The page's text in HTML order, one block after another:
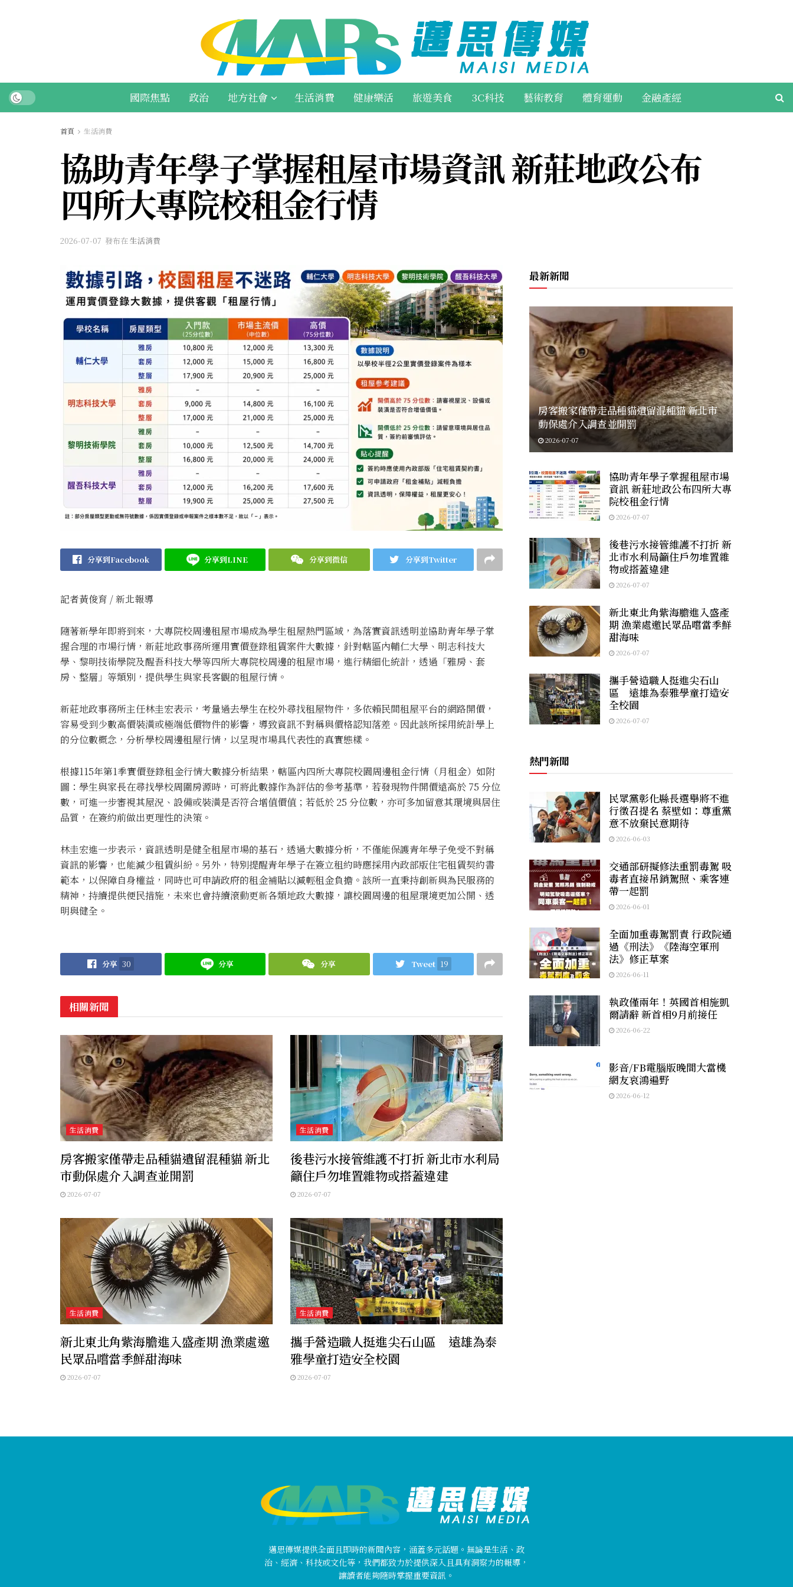
國際焦點 政治 地方社會 生活消費 健康樂活 旅遊美食 3C科技 藝術教育 體育運動 金融產經
首頁 生活消費
協助青年學子掌握租屋市場資訊 新莊地政公布
四所大專院校租金行情
2026-07-07 發布在生活消費
分享到Facebook 分享到LINE 分享到微信 分享到Twitter
記者黃俊育 / 新北報導
隨著新學年即將到來，大專院校周邊租屋市場成為學生租屋熱門區域，為落實資訊透明並協助青年學子掌
握合理的市場行情，新莊地政事務所運用實價登錄租賃案件大數據，針對轄區內輔仁大學、明志科技大
學、黎明技術學院及醒吾科技大學等四所大專院校周邊的租屋市場，進行精細化統計，透過「雅房、套
房、整層」等類別，提供學生與家長客觀的租屋行情。
新莊地政事務所主任林圭宏表示，考量過去學生在校外尋找租屋物件，多依賴民間租屋平台的網路開價，
容易受到少數高價裝潢或極端低價物件的影響，導致資訊不對稱與價格認知落差。因此該所採用統計學上
的分位數概念，分析學校周邊租屋行情，以呈現市場具代表性的真實態樣。
根據115年第1季實價登錄租金行情大數據分析結果，轄區內四所大專院校園周邊租金行情（月租金）如附
圖：學生與家長在尋找學校周圍房源時，可將此數據作為評估的參考基準，若發現物件開價遠高於 75 分位
數，可進一步審視其屋況、設備或裝潢是否符合增值價值；若低於 25 分位數，亦可多加留意其環境與居住
品質，在簽約前做出更理性的決策。
林圭宏進一步表示，資訊透明是健全租屋市場的基石，透過大數據分析，不僅能保護青年學子免受不對稱
資訊的影響，也能減少租賃糾紛。另外，特別提醒青年學子在簽立租約時應採用內政部版住宅租賃契約書
範本，以保障自身權益，同時也可申請政府的租金補貼以減輕租金負擔。該所一直秉持創新與為民服務的
精神，持續提供便民措施，未來也會持續滾動更新各類地政大數據，讓校園周邊的租屋環境更加公開、透
明與健全。
分享 30 分享 分享 Tweet 19
相關新聞
生活消費
房客搬家僅帶走品種貓遺留混種貓 新北
市動保處介入調查並開罰
2026-07-07
生活消費
後巷污水接管維護不打折 新北市水利局
籲住戶勿堆置雜物或搭蓋違建
2026-07-07
生活消費
新北東北角紫海膽進入盛產期 漁業處邀
民眾品嚐當季鮮甜海味
2026-07-07
生活消費
攜手營造職人挺進尖石山區 遠雄為泰
雅學童打造安全校園
2026-07-07
最新新聞
房客搬家僅帶走品種貓遺留混種貓 新北市
動保處介入調查並開罰
2026-07-07
協助青年學子掌握租屋市場
資訊 新莊地政公布四所大專
院校租金行情
2026-07-07
後巷污水接管維護不打折 新
北市水利局籲住戶勿堆置雜
物或搭蓋違建
2026-07-07
新北東北角紫海膽進入盛產
期 漁業處邀民眾品嚐當季鮮
甜海味
2026-07-07
攜手營造職人挺進尖石山
區 遠雄為泰雅學童打造安
全校園
2026-07-07
熱門新聞
民眾黨彰化縣長選舉將不進
行徵召提名 蔡壁如：尊重黨
意不放棄民意期待
2026-06-03
交通部研擬修法重罰毒駕 吸
毒者直接吊銷駕照、乘客連
帶一起罰
2026-06-01
全面加重毒駕罰責 行政院通
過《刑法》《陸海空軍刑
法》修正草案
2026-06-11
執政僅兩年！英國首相施凱
爾請辭 新首相9月前接任
2026-06-22
影音/FB電腦版晚間大當機
網友哀鴻遍野
2026-06-12
邁思傳媒提供全面且即時的新聞內容，涵蓋多元話題。無論是生活、政
治、經濟、科技或文化等，我們都致力於提供深入且具有洞察力的報導，
讓讀者能夠隨時掌握重要資訊。